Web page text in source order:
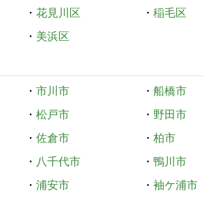
・ 花見川区 ・ 稲毛区
・ 美浜区
・ 市川市 ・ 船橋市
・ 松戸市 ・ 野田市
・ 佐倉市 ・ 柏市
・ 八千代市 ・ 鴨川市
・ 浦安市 ・ 袖ケ浦市